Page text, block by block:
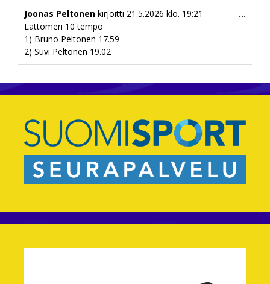
Joonas Peltonen kirjoitti 21.5.2026 klo. 19:21
Lattomeri 10 tempo
1) Bruno Peltonen 17.59
2) Suvi Peltonen 19.02
...